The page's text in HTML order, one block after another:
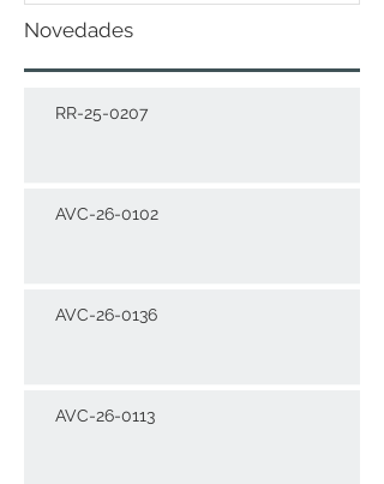
Novedades
RR-25-0207
AVC-26-0102
AVC-26-0136
AVC-26-0113